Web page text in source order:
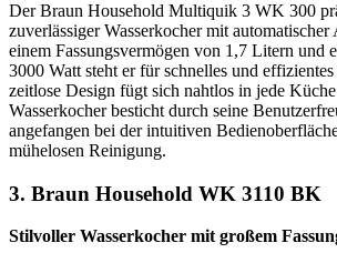
Der Braun Household Multiquik 3 WK 300
zuverlässiger Wasserkocher mit
einem Fassungsvermögen von 1,7 Litern und
3000 Watt steht er für schnelles und
zeitlose Design fügt sich nahtlos in jede
Wasserkocher besticht durch seine
angefangen bei der intuitiven
mühelosen Reinigung.
3. Braun Household WK 3110 BK
Stilvoller Wasserkocher mit großem